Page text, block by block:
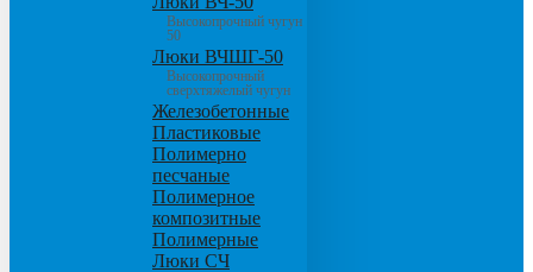
Высокопрочный чугун
50
Люки ВЧШГ-50
Высокопрочный
сверхтяжелый чугун
Железобетонные
Пластиковые
Полимерно
песчаные
Полимерное
композитные
Полимерные
Люки СЧ